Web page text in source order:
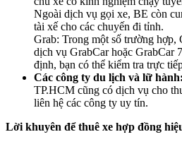
Ngoài dịch vụ gọi xe, BE còn
tài xế cho các chuyến đi tỉnh.
Grab: Trong một số trường hợp,
dịch vụ GrabCar hoặc GrabCar
định, bạn có thể kiểm tra trực
Các công ty du lịch và lữ hành:
TP.HCM cũng có dịch vụ cho
liên hệ các công ty uy tín.
Lời khuyên để thuê xe hợp đồng